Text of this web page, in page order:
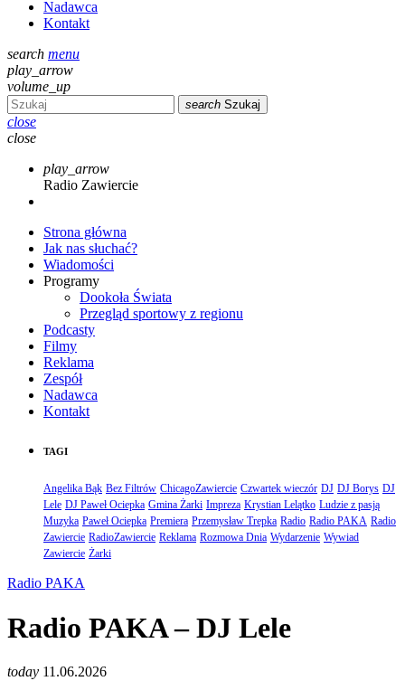
Nadawca
Kontakt
search menu
play_arrow
volume_up
search Szukaj
close
close
play_arrow
Radio Zawiercie
Strona główna
Jak nas słuchać?
Wiadomości
Programy
Dookoła Świata
Przegląd sportowy z regionu
Podcasty
Filmy
Reklama
Zespół
Nadawca
Kontakt
TAGI
Angelika Bąk Bez Filtrów ChicagoZawiercie Czwartek wieczór DJ DJ Borys DJ
Lele DJ Paweł Ociepka Gmina Żarki Impreza Krystian Lelątko Ludzie z pasją
Muzyka Paweł Ociepka Premiera Przemysław Trepka Radio Radio PAKA Radio
Zawiercie RadioZawiercie Reklama Rozmowa Dnia Wydarzenie Wywiad
Zawiercie Żarki
Radio PAKA
Radio PAKA – DJ Lele
today 11.06.2026